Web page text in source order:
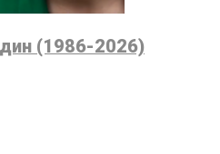
(1986-2026)